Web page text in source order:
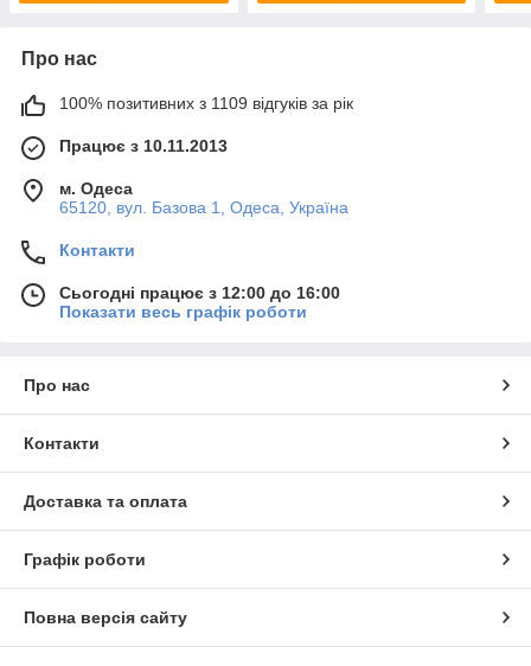
Про нас
100% позитивних з 1109 відгуків за рік
Працює з 10.11.2013
м. Одеса
65120, вул. Базова 1, Одеса, Україна
Контакти
Сьогодні працює з 12:00 до 16:00
Показати весь графік роботи
Про нас
Контакти
Доставка та оплата
Графік роботи
Повна версія сайту